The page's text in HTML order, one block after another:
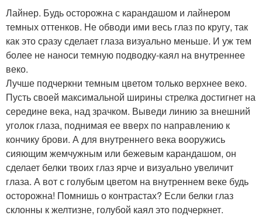
Лайнер. Будь осторожна с карандашом и лайнером
темных оттенков. Не обводи ими весь глаз по кругу, так
как это сразу сделает глаза визуально меньше. И уж тем
более не наноси темную подводку-каял на внутреннее
веко.
Лучше подчеркни темным цветом только верхнее веко.
Пусть своей максимальной ширины стрелка достигнет на
середине века, над зрачком. Выведи линию за внешний
уголок глаза, поднимая ее вверх по направлению к
кончику брови. А для внутреннего века вооружись
сияющим жемчужным или бежевым карандашом, он
сделает белки твоих глаз ярче и визуально увеличит
глаза. А вот с голубым цветом на внутреннем веке будь
осторожна! Помнишь о контрастах? Если белки глаз
склонны к желтизне, голубой каял это подчеркнет.